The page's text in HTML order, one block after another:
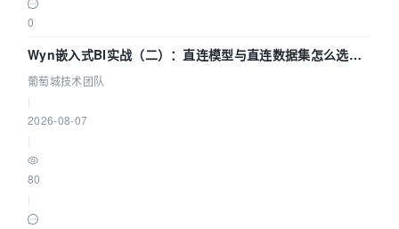
0
Wyn嵌入式BI实战（二）：直连模型与直连数据集怎么选，
参数为什么不生效？| 葡萄城技术团队
葡萄城技术团队
2026-08-07
80